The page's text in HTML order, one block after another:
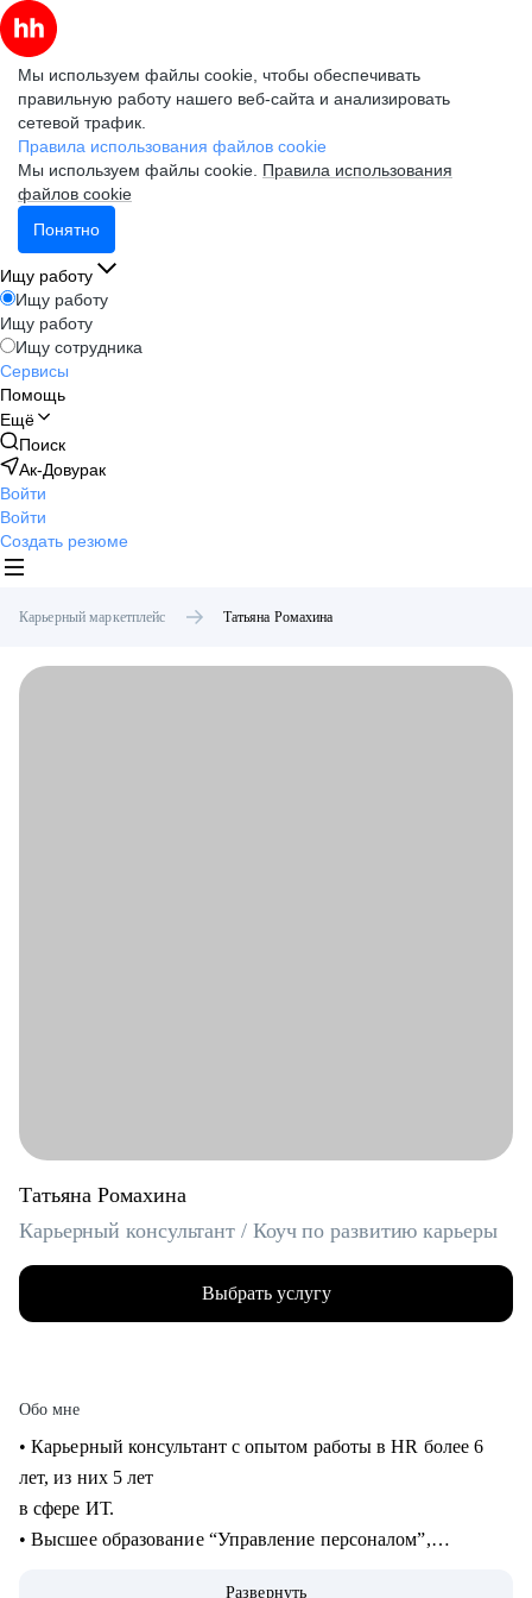
Мы используем файлы cookie, чтобы обеспечивать
правильную работу нашего веб-сайта и анализировать
сетевой трафик.
Правила использования файлов cookie
Мы используем файлы cookie. Правила использования
файлов cookie
Понятно
Ищу работу
Ищу работу
Ищу работу
Ищу сотрудника
Сервисы
Помощь
Ещё
Поиск
Ак-Довурак
Войти
Войти
Создать резюме
Карьерный маркетплейс Татьяна Ромахина
Татьяна Ромахина
Карьерный консультант / Коуч по развитию карьеры
Выбрать услугу
Обо мне
• Карьерный консультант с опытом работы в HR более 6
лет, из них 5 лет
в сфере ИТ.
• Высшее образование “Управление персоналом”,
Развернуть